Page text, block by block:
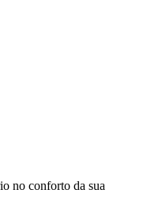
no conforto da sua